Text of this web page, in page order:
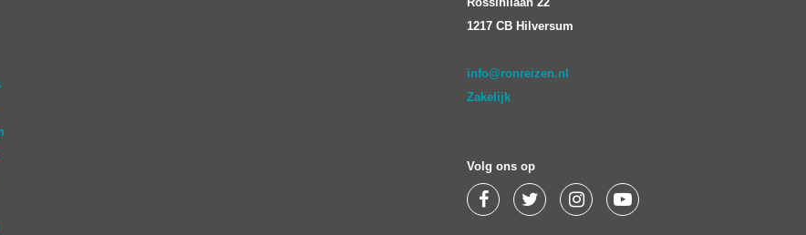
1217 CB Hilversum
info@ronreizen.nl
Zakelijk
Volg ons op